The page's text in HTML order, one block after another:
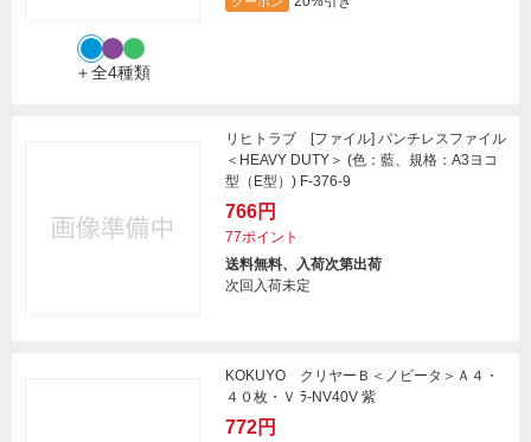
＋全4種類
リヒトラブ [ファイル] パンチレスファイル
＜HEAVY DUTY＞ (色：藍、規格：A3ヨコ
型（E型）) F-376-9
766円
77ポイント
送料無料、入荷次第出荷
次回入荷未定
KOKUYO クリヤーＢ＜ノビータ＞Ａ４・
４０枚・Ｖ ﾗ-NV40V 紫
772円